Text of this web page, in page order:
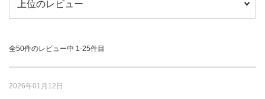
全50件のレビュー中 1-25件目
2026年01月12日